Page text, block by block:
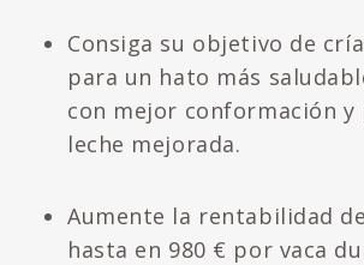
Consiga su objetivo de
para un hato más
con mejor conformación y
leche mejorada.
Aumente la rentabilidad
hasta en 980 € por vaca